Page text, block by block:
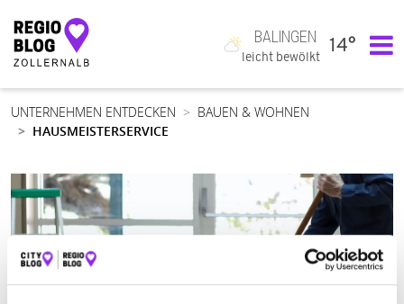
Hauptnavigation
BALINGEN
leicht bewölkt
14°
UNTERNEHMEN ENTDECKEN
BAUEN & WOHNEN
HAUSMEISTERSERVICE